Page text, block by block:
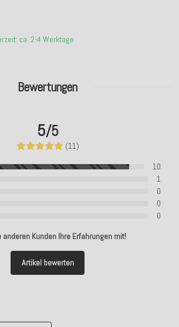
Bewertungen
5/5
(11)
10
1
0
0
0
anderen Kunden Ihre Erfahrungen mit!
Artikel bewerten
ca. 2-4 Werktage